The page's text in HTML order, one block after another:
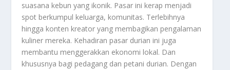
suasana kebun yang ikonik. Pasar ini kerap menjadi
spot berkumpul keluarga, komunitas. Terlebihnya
hingga konten kreator yang membagikan pengalaman
kuliner mereka. Kehadiran pasar durian ini juga
membantu menggerakkan ekonomi lokal. Dan
khususnya bagi pedagang dan petani durian. Dengan